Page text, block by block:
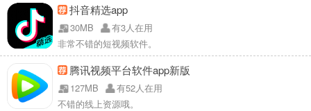
抖音精选app
30MB
有3人在用
非常不错的短视频软件。
腾讯视频平台软件app新版
127MB
有52人在用
不错的线上资源哦。